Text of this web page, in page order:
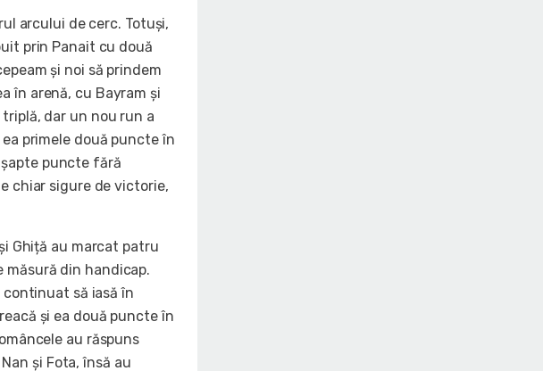
arcului de cerc. Totuși,
prin Panait cu două
și noi să prindem
în arenă, cu Bayram și
dar un nou run a
primele două puncte în
puncte fără
chiar sigure de victorie,
Ghiță au marcat patru
din handicap.
să iasă în
și ea două puncte în
au răspuns
și Fota, însă au